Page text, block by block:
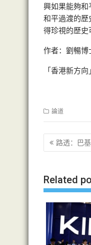
興如果能夠
和平過渡的
得珍視的歷史
作者：劉暢博
「香港新方
論道
文
章
航
路透：巴
Related